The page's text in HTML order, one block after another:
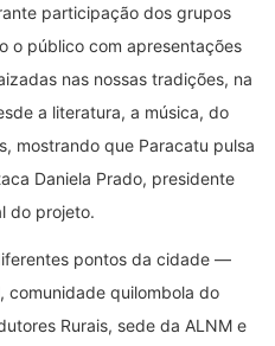
participação dos grupos
o público com apresentações
nas nossas tradições, na
a literatura, a música, do
mostrando que Paracatu pulsa
Daniela Prado, presidente
do projeto.
pontos da cidade —
comunidade quilombola do
Rurais, sede da ALNM e